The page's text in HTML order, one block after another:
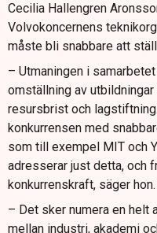
Cecilia Hallengren
Volvokoncernens
måste bli snabbare att
– Utmaningen i
omställning av
resursbrist och
konkurrensen med
som till exempel MIT och
adresserar just detta, och
konkurrenskraft, säger hon.
– Det sker numera en helt
mellan industri, akademi